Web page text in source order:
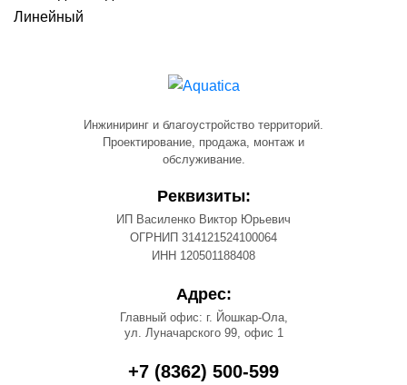
Линейный
Инжиниринг и благоустройство территорий.
Проектирование, продажа, монтаж и
обслуживание.
Реквизиты:
ИП Василенко Виктор Юрьевич
ОГРНИП 314121524100064
ИНН 120501188408
Адрес:
Главный офис: г. Йошкар-Ола,
ул. Луначарского 99, офис 1
+7 (8362) 500-599